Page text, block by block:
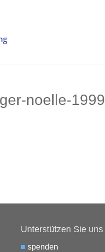
noelle-1999
Unterstützen Sie uns
■ spenden